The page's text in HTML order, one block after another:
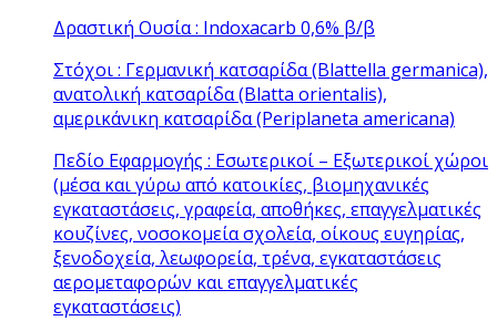
Δραστική Ουσία : Indoxacarb 0,6% β/β
Στόχοι : Γερμανική κατσαρίδα (Βlattella germanica),
ανατολική κατσαρίδα (Blatta orientalis),
αμερικάνικη κατσαρίδα (Periplaneta americana)
Πεδίο Εφαρμογής : Εσωτερικοί – Eξωτερικοί χώροι
(μέσα και γύρω από κατοικίες, βιομηχανικές
εγκαταστάσεις, γραφεία, αποθήκες, επαγγελματικές
κουζίνες, νοσοκομεία σχολεία, οίκους ευγηρίας,
ξενοδοχεία, λεωφορεία, τρένα, εγκαταστάσεις
αερομεταφορών και επαγγελματικές
εγκαταστάσεις)